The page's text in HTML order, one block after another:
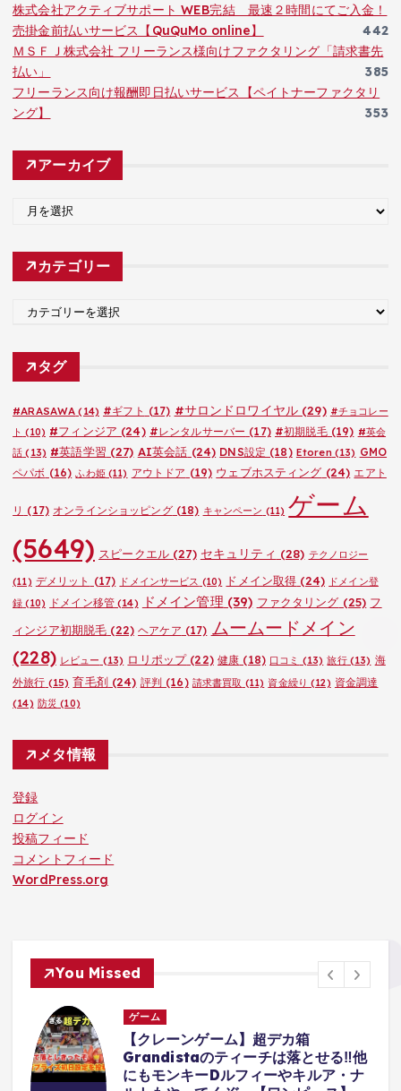
株式会社アクティブサポート WEB完結 最速２時間にてご入金！
売掛金前払いサービス【QuQuMo online】
442
ＭＳＦＪ株式会社 フリーランス様向けファクタリング「請求書先
払い」
385
フリーランス向け報酬即日払いサービス【ペイトナーファクタリ
ング】
353
アーカイブ
カ
カテゴリー
ゴ
タグ
#ARASAWA (14) #ギフト (17) #サロンドロワイヤル(29) #チョコレー
ト (10) #フィンジア (24) #レンタルサーバー (17) #初期脱毛(19) #英会
話 (13) #英語学習 (27) AI英会話 (24) DNS設定 (18) Etoren(13) GMO
ペパボ (16) ふわ姫(11) アウトドア (19) ウェブホスティング (24) エアト
リ (17) オンラインショッピング(18) キャンペーン (11) ゲーム
(5649) スピークエル(27) セキュリティ (28) テクノロジー
(11) デメリット (17) ドメインサービス (10) ドメイン取得 (24) ドメイン登
録 (10) ドメイン移管(14) ドメイン管理 (39) ファクタリング (25) フ
ィンジア初期脱毛 (22) ヘアケア (17) ムームードメイン
(228) レビュー (13) ロリポップ(22) 健康 (18) 口コミ (13) 旅行(13) 海
外旅行 (15) 育毛剤(24) 評判 (16) 請求書買取 (11) 資金繰り (12) 資金調達
(14) 防災 (10)
メタ情報
登録
ログイン
投稿フィード
コメントフィード
WordPress.org
You Missed
ゲーム
【クレーンゲーム】超デカ箱
Grandistaのティーチは落とせる‼︎他
にもモンキーDルフィーやキルア・ナ